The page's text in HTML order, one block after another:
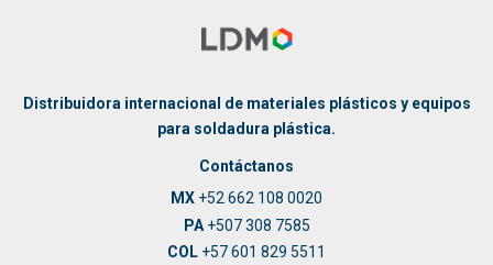
Distribuidora internacional de materiales plásticos y equipos
para soldadura plástica.
Contáctanos
MX +52 662 108 0020
PA+507 308 7585
COL +57 601 829 5511